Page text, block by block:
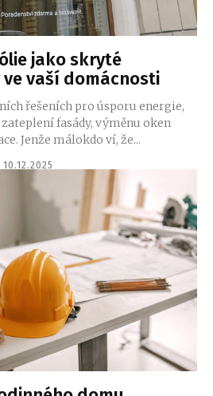
jako skryté
vaší domácnosti
řešeních pro úsporu energie,
fasády, výměnu oken
Jenže málokdo ví, že...
10.12.2025